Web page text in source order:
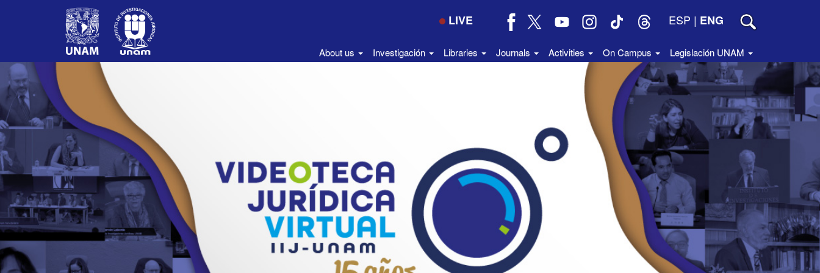
LIVE ESP | ENG
About us Investigación Libraries Journals Activities On Campus Legislación UNAM